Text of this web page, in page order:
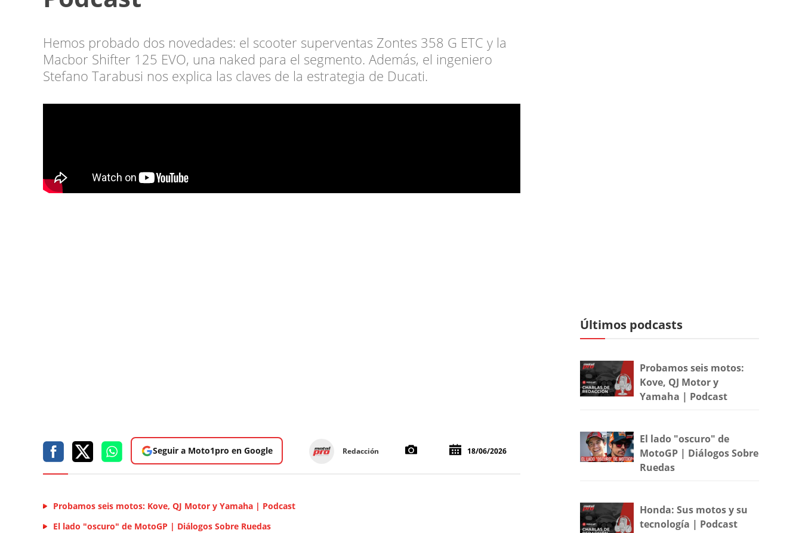
Hemos probado dos novedades: el scooter superventas Zontes 358 G ETC y la
Macbor Shifter 125 EVO, una naked para el segmento. Además, el ingeniero
Stefano Tarabusi nos explica las claves de la estrategia de Ducati.
Seguir a Moto1pro en Google Redacción 18/06/2026
Probamos seis motos: Kove, QJ Motor y Yamaha | Podcast
El lado "oscuro" de MotoGP | Diálogos Sobre Ruedas
Últimos podcasts
Probamos seis motos:
Kove, QJ Motor y
Yamaha | Podcast
El lado "oscuro" de
MotoGP | Diálogos Sobre
Ruedas
Honda: Sus motos y su
tecnología | Podcast